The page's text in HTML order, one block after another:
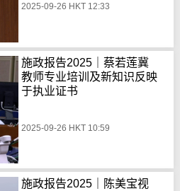
2025-09-26 HKT 12:33
施政报告2025｜蔡若莲冀
教师专业培训及新知识反映
于执业证书
2025-09-26 HKT 10:59
施政报告2025｜陈美宝视